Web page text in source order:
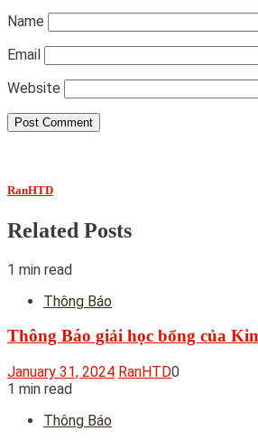
Name
Email
Website
RanHTD
Related Posts
1 min read
Thông Báo
Thông Báo giải học bổng của
January 31, 2024 RanHTD0
1 min read
Thông Báo